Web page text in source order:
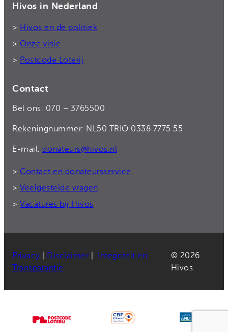
Hivos in Nederland
> Hivos en de politiek
> Onze visie
> Postcode Loterij
Contact
Bel ons: 070 – 3765500
Rekeningnummer: NL50 TRIO 0338 7775 55
E-mail: donateurs@hivos.nl
> Contact en donateursservice
> Veelgestelde vragen
> Vacatures bij Hivos
Privacy Disclaimer|
Integriteit en
Transparantie
© 2026
Hivos